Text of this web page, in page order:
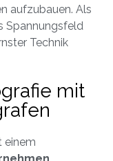
aufzubauen. Als
Spannungsfeld
Technik
mit
einem